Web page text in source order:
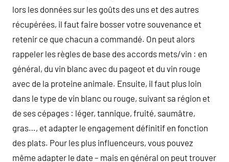
lors les données sur les goûts des uns et des autres
récupérées, il faut faire bosser votre souvenance et
retenir ce que chacun a commandé. On peut alors
rappeler les règles de base des accords mets/vin : en
général, du vin blanc avec du pageot et du vin rouge
avec de la proteine animale. Ensuite, il faut plus loin
dans le type de vin blanc ou rouge, suivant sa région et
de ses cépages : léger, tannique, fruité, saumâtre,
gras…, et adapter le engagement définitif en fonction
des plats. Pour les plus influenceurs, vous pouvez
même adapter le date – mais en général on peut trouver